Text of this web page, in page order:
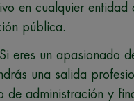
en cualquier entidad
pública.
Si eres un apasionado
una salida
de administración y